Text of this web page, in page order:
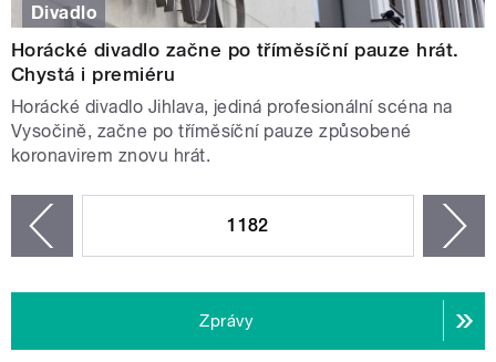
Divadlo
Horácké divadlo začne po tříměsíční pauze hrát.
Chystá i premiéru
Horácké divadlo Jihlava, jediná profesionální scéna na
Vysočině, začne po tříměsíční pauze způsobené
koronavirem znovu hrát.
1182
Zprávy